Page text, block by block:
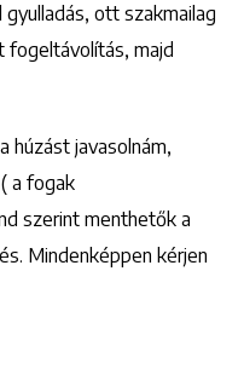
gyulladás, ott szakmailag
fogeltávolítás, majd
húzást javasolnám,
a fogak
szerint menthetők a
Mindenképpen kérjen